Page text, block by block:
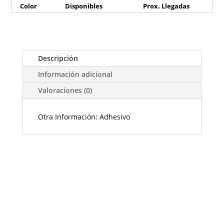
Color Disponibles Prox. Llegadas
Descripción
Información adicional
Valoraciones (0)
Otra Información: Adhesivo